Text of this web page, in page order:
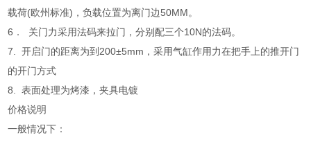
载荷(欧州标准)，负载位置为离门边50MM。
6． 关门力采用法码来拉门，分别配三个10N的法码。
7. 开启门的距离为到200±5mm，采用气缸作用力在把手上的推开门
的开门方式
8. 表面处理为烤漆，夹具电镀
价格说明
一般情况下：